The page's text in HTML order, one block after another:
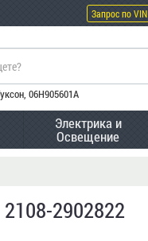
Запрос по VIN
06H905601A
Электрика и
Освещение
2902822